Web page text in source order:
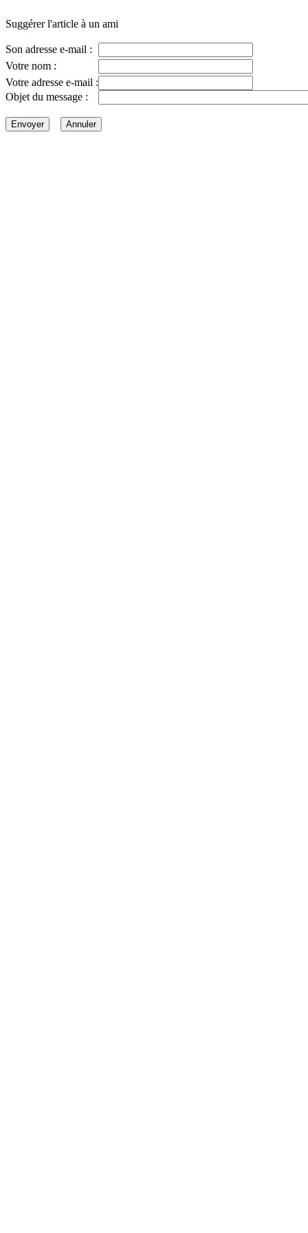
Suggérer l'article à un ami
Son adresse e-mail :
Votre nom :
Votre adresse e-mail :
Objet du message :